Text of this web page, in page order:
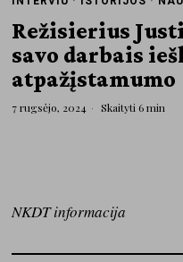
Režisierius
savo darbais
atpažįstamumo
7 rugsėjo, 2024 Skaityti 6 min
NKDTinformacija